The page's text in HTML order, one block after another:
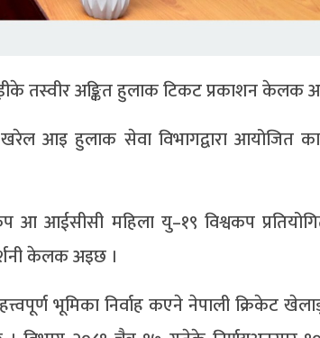
तस्वीर अङ्कित हुलाक टिकट प्रकाशन केलक
आइ हुलाक सेवा विभागद्वारा आयोजित
आईसीसी महिला यु–१९ विश्वकप
केलक अइछ ।
भूमिका निर्वाह कएने नेपाली क्रिकेट